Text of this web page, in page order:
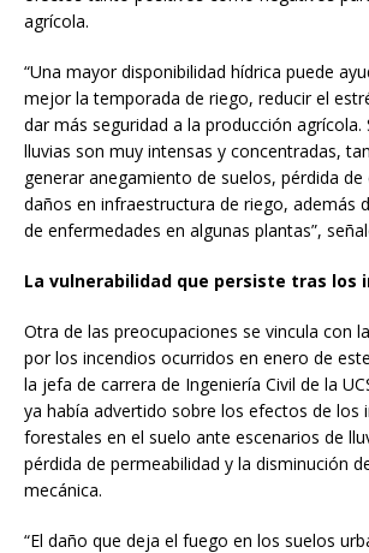
agrícola.
“Una mayor disponibilidad hídrica puede
mejor la temporada de riego, reducir el
dar más seguridad a la producción agrícola.
lluvias son muy intensas y concentradas,
generar anegamiento de suelos, pérdida
daños en infraestructura de riego, además
de enfermedades en algunas plantas”,
La vulnerabilidad que persiste tras los
Otra de las preocupaciones se vincula con
por los incendios ocurridos en enero de
la jefa de carrera de Ingeniería Civil de la
ya había advertido sobre los efectos de los
forestales en el suelo ante escenarios de
pérdida de permeabilidad y la disminución
mecánica.
“El daño que deja el fuego en los suelos